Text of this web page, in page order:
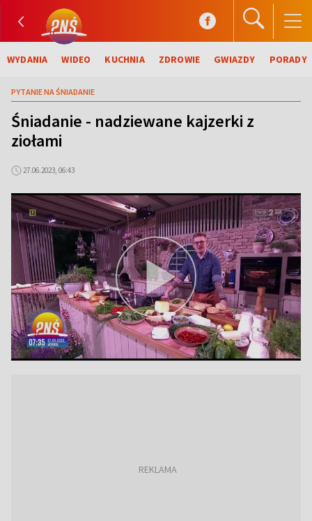
WYDANIA WIDEO KUCHNIA ZDROWIE GWIAZDY PORADY
PYTANIE NA ŚNIADANIE
Śniadanie - nadziewane kajzerki z
ziołami
27.06.2023, 06:43